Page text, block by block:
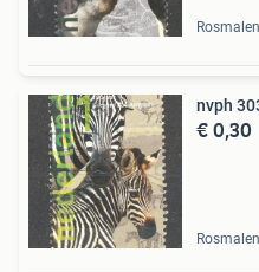
Rosmalen
nvph
€ 0,30
Rosmalen